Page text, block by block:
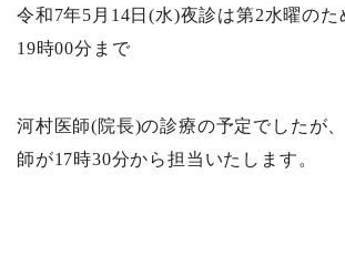
令和7年5月14日(水)夜診は第2水曜のた
19時00分まで
河村医師(院長)の診療の予定でしたが
師が17時30分から担当いたします。